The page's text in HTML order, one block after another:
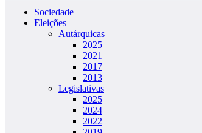
Sociedade
Eleições
Autárquicas
2025
2021
2017
2013
Legislativas
2025
2024
2022